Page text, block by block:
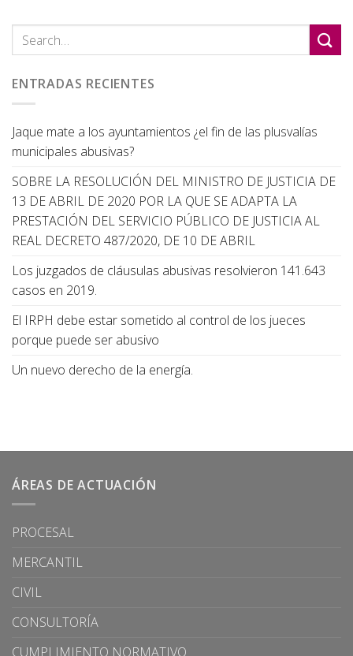
ENTRADAS RECIENTES
Jaque mate a los ayuntamientos ¿el fin de las plusvalías
municipales abusivas?
SOBRE LA RESOLUCIÓN DEL MINISTRO DE JUSTICIA DE
13 DE ABRIL DE 2020 POR LA QUE SE ADAPTA LA
PRESTACIÓN DEL SERVICIO PÚBLICO DE JUSTICIA AL
REAL DECRETO 487/2020, DE 10 DE ABRIL
Los juzgados de cláusulas abusivas resolvieron 141.643
casos en 2019.
El IRPH debe estar sometido al control de los jueces
porque puede ser abusivo
Un nuevo derecho de la energía.
ÁREAS DE ACTUACIÓN
PROCESAL
MERCANTIL
CIVIL
CONSULTORÍA
CUMPLIMIENTO NORMATIVO